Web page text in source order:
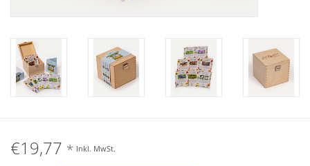
€19,77 * Inkl. MwSt.